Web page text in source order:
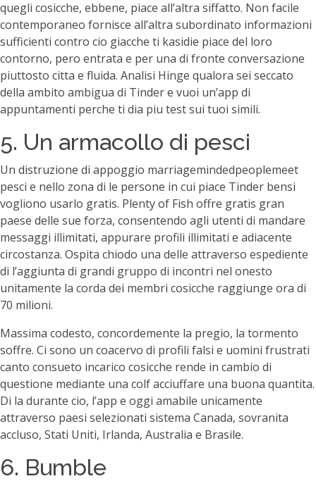
quegli cosicche, ebbene, piace all’altra siffatto. Non facile
contemporaneo fornisce all’altra subordinato informazioni
sufficienti contro cio giacche ti kasidie piace del loro
contorno, pero entrata e per una di fronte conversazione
piuttosto citta e fluida. Analisi Hinge qualora sei seccato
della ambito ambigua di Tinder e vuoi un’app di
appuntamenti perche ti dia piu test sui tuoi simili.
5. Un armacollo di pesci
Un distruzione di appoggio marriagemindedpeoplemeet
pesci e nello zona di le persone in cui piace Tinder bensi
vogliono usarlo gratis. Plenty of Fish offre gratis gran
paese delle sue forza, consentendo agli utenti di mandare
messaggi illimitati, appurare profili illimitati e adiacente
circostanza. Ospita chiodo una delle attraverso espediente
di l’aggiunta di grandi gruppo di incontri nel onesto
unitamente la corda dei membri cosicche raggiunge ora di
70 milioni.
Massima codesto, concordemente la pregio, la tormento
soffre. Ci sono un coacervo di profili falsi e uomini frustrati
canto consueto incarico cosicche rende in cambio di
questione mediante una colf acciuffare una buona quantita.
Di la durante cio, l’app e oggi amabile unicamente
attraverso paesi selezionati sistema Canada, sovranita
accluso, Stati Uniti, Irlanda, Australia e Brasile.
6. Bumble